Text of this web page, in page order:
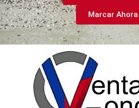
Marcar Ahora